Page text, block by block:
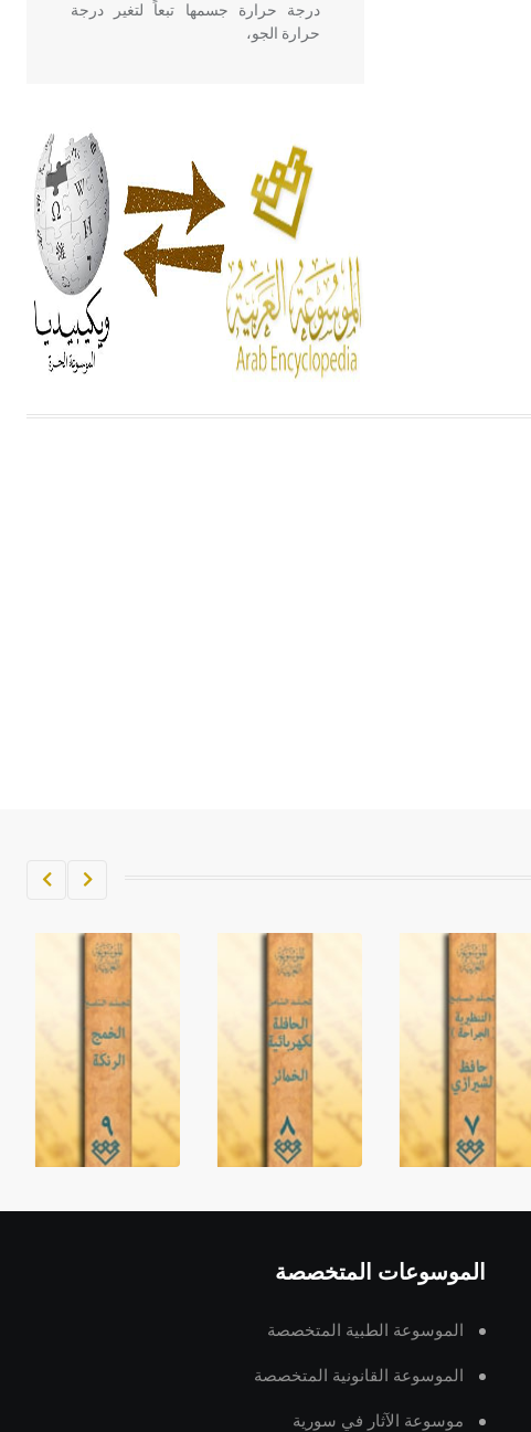
درجة حرارة جسمها تبعاً لتغير درجة
حرارة الجو،
أربعة مؤلفات هي: الحكم، الأدلة، تنظيم
التغذية، ورسالته في جروح الرأس.
ويعود له الفضل بأنه حرر الطب من
الدين والفلسفة.
- هل تعلم أن المرجان إفراز حيواني
يتكون في البحر ويتركب من مادة
كربونات الكلسيوم، وهو أحمر أو شديد
الحمرة وهو أجود أنواعه، ويمتاز بكبر
الحجم ويسمى الش
الموسوعات المتخصصة
الموسوعة الطبية المتخصصة
الموسوعة القانونية المتخصصة
موسوعة الآثار في سورية